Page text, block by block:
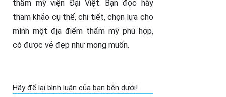
thẩm mỹ viện Đại Việt. Bạn đọc hãy
tham khảo cụ thể, chi tiết, chọn lựa cho
mình một địa điểm thẩm mỹ phù hợp,
có được vẻ đẹp như mong muốn.
Hãy để lại bình luận của bạn bên dưới!